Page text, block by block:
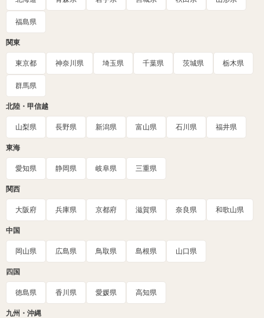
福島県
関東
東京都 神奈川県 埼玉県 千葉県 茨城県 栃木県
群馬県
北陸・甲信越
山梨県 長野県 新潟県 富山県 石川県 福井県
東海
愛知県 静岡県 岐阜県 三重県
関西
大阪府 兵庫県 京都府 滋賀県 奈良県 和歌山県
中国
岡山県 広島県 鳥取県 島根県 山口県
四国
徳島県 香川県 愛媛県 高知県
九州・沖縄